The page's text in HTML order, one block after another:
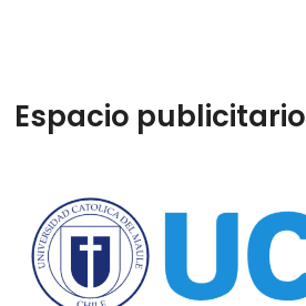
Espacio publicitario